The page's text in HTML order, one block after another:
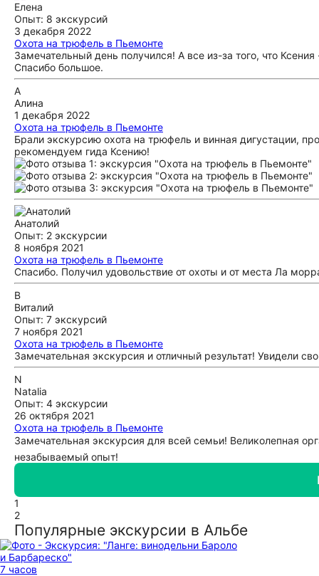
Елена
Опыт: 8 экскурсий
3 декабря 2022
Охота на трюфель в Пьемонте
Замечательный день получился! А все из-за того, что
Спасибо большое.
А
Алина
1 декабря 2022
Охота на трюфель в Пьемонте
Брали экскурсию охота на трюфель и винная дигустации,
рекомендуем гида Ксению!
Анатолий
Опыт: 2 экскурсии
8 ноября 2021
Охота на трюфель в Пьемонте
Спасибо. Получил удовольствие от охоты и от места Ла
В
Виталий
Опыт: 7 экскурсий
7 ноября 2021
Охота на трюфель в Пьемонте
Замечательная экскурсия и отличный результат! Увидели
N
Natalia
Опыт: 4 экскурсии
26 октября 2021
Охота на трюфель в Пьемонте
Замечательная экскурсия для всей семьи! Великолепная
незабываемый опыт!
1
2
Популярные экскурсии в Альбе
7 часов